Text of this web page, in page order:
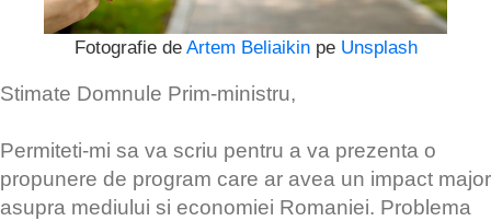
Fotografie de Artem Beliaikinpe Unsplash
Stimate Domnule Prim-ministru,
Permiteti-mi sa va scriu pentru a va prezenta o
propunere de program care ar avea un impact major
asupra mediului si economiei Romaniei. Problema